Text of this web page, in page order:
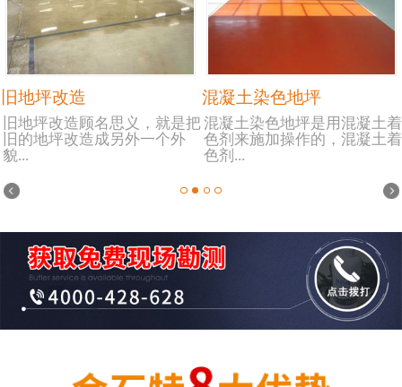
旧地坪改造
旧地坪改造顾名思义，就是把
旧的地坪改造成另外一个外
貌...
混凝土染色地坪
混凝土染色地坪是用混凝土着
色剂来施加操作的，混凝土着
色剂...